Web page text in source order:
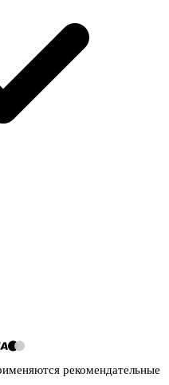
рекомендательные